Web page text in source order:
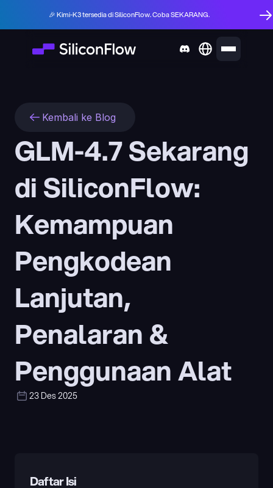
🎉 Kimi-K3 tersedia di SiliconFlow. Coba SEKARANG.
Kembali ke Blog
GLM-4.7 Sekarang
di SiliconFlow:
Kemampuan
Pengkodean
Lanjutan,
Penalaran &
Penggunaan Alat
23 Des 2025
Daftar Isi